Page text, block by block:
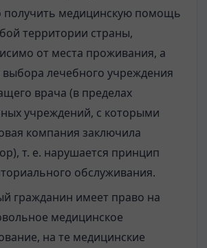
получить медицинскую помощь
территории страны,
от места проживания, а
выбора лечебного учреждения
врача (в пределах
учреждений, с которыми
компания заключила
т. е. нарушается принцип
обслуживания.
гражданин имеет право на
медицинское
на те медицинские